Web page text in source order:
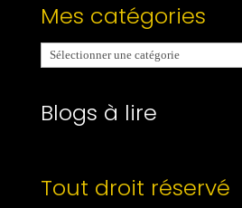
Mes catégories
Mes
catégories
Blogs à lire
Tout droit réservé